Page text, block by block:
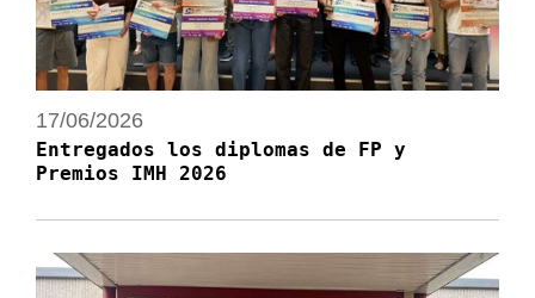
17/06/2026
Entregados los diplomas de FP y
Premios IMH 2026